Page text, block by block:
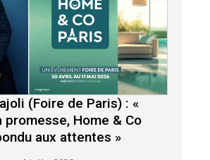
(Foire de Paris) : «
promesse, Home & Co
aux attentes »